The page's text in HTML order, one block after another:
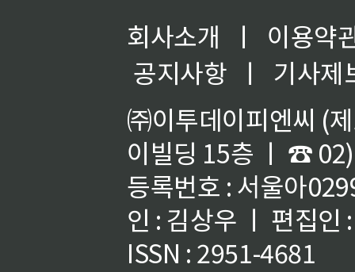
회사소개 ㅣ
이용약
공지사항
ㅣ
기사제
㈜이투데이피엔씨 (
이빌딩 15층 ㅣ ☎
등록번호 : 서울아
인 : 김상우 ㅣ 편집인
ISSN : 2951-4681